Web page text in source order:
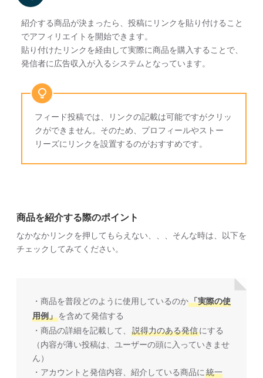
紹介する商品が決まったら、投稿にリンクを貼り付けること
でアフィリエイトを開始できます。
貼り付けたリンクを経由して実際に商品を購入することで、
発信者に広告収入が入るシステムとなっています。
フィード投稿では、リンクの記載は可能ですがクリッ
クができません。そのため、プロフィールやストー
リーズにリンクを設置するのがおすすめです。
商品を紹介する際のポイント
なかなかリンクを押してもらえない、、、そんな時は、以下を
チェックしてみてください。
・商品を普段どのように使用しているのか「実際の使
用例」を含めて発信する
・商品の詳細を記載して、
説得力のある発信にする
（内容が薄い投稿は、ユーザーの頭に入っていきませ
ん）
・アカウントと発信内容、紹介している商品に 統一